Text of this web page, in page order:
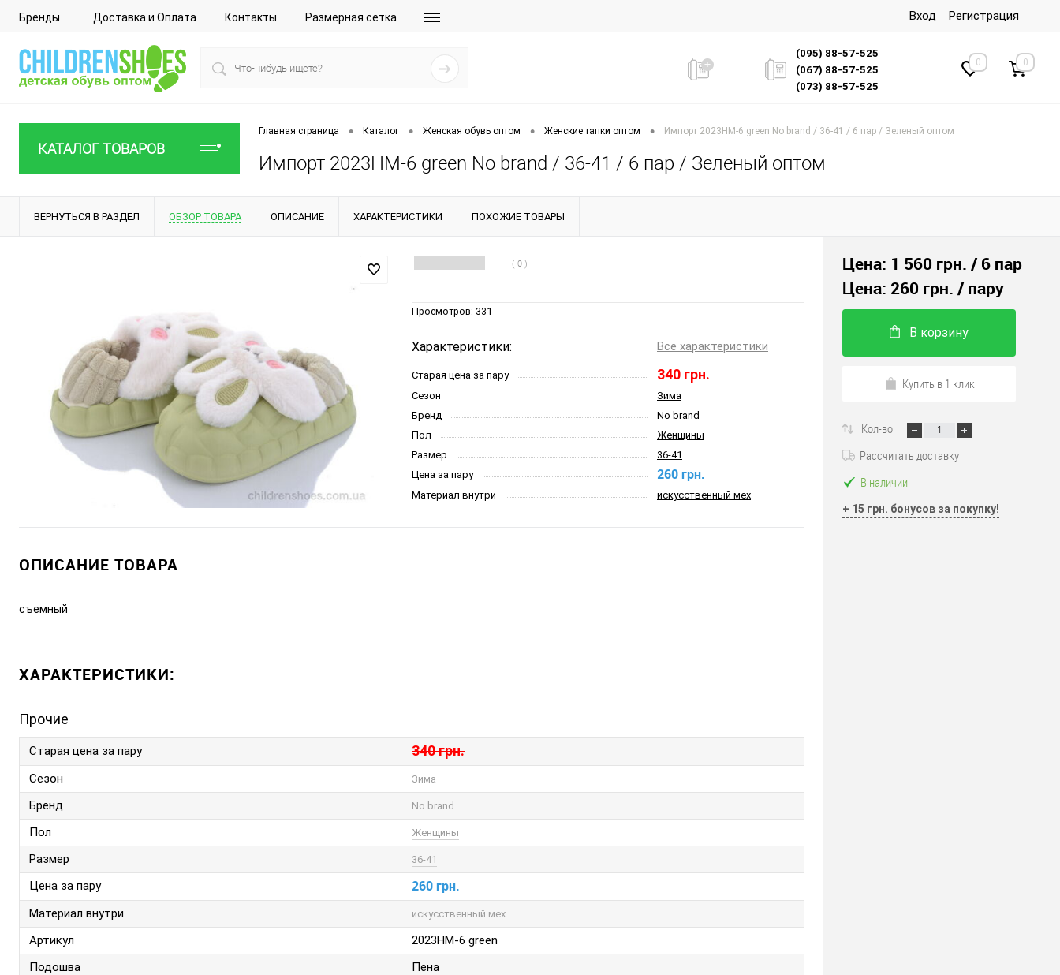
Бренды Доставка и Оплата Контакты Размерная сетка Вход Регистрация
(095) 88-57-525
(067) 88-57-525
(073) 88-57-525
0 0
КАТАЛОГ ТОВАРОВ
Главная страница • Каталог • Женская обувь оптом • Женские тапки оптом • Импорт 2023HM-6 green No brand / 36-41 / 6 пар / Зеленый оптом
Импорт 2023HM-6 green No brand / 36-41 / 6 пар / Зеленый оптом
ВЕРНУТЬСЯ В РАЗДЕЛ ОБЗОР ТОВАРА ОПИСАНИЕ ХАРАКТЕРИСТИКИ ПОХОЖИЕ ТОВАРЫ
( 0 )
Просмотров: 331
Характеристики: Все характеристики
Старая цена за пару 340 грн.
Сезон
Зима
Бренд
No brand
Пол
Женщины
Размер
36-41
Цена за пару
260 грн.
Материал внутри искусственный мех
ОПИСАНИЕ ТОВАРА
съемный
ХАРАКТЕРИСТИКИ:
Прочие
Старая цена за пару 340 грн.
Сезон Зима
Бренд No brand
Пол Женщины
Размер 36-41
Цена за пару 260 грн.
Материал внутри искусственный мех
Артикул
2023HM-6 green
Подошва
Пена
Цена: 1 560 грн. / 6 пар
Цена: 260 грн. / пару
В корзину
Купить в 1 клик
Кол-во:
Рассчитать доставку
В наличии
+ 15 грн. бонусов за покупку!